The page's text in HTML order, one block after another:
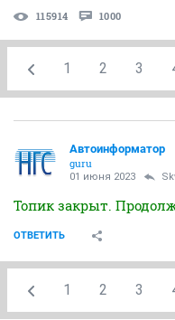
115914 1000
1 2 3
Автоинформатор
guru
01 июня 2023
Топик закрыт.
ОТВЕТИТЬ
1 2 3